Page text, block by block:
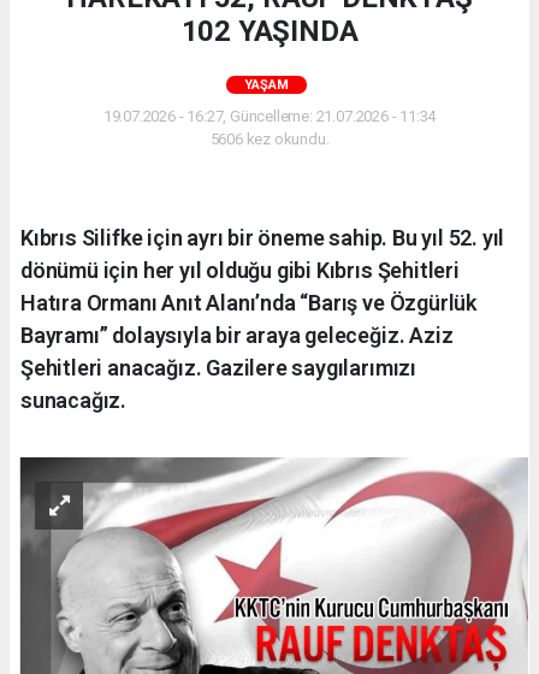
102 YAŞINDA
YAŞAM
19.07.2026 - 16:27, Güncelleme: 21.07.2026 - 11:34
5606 kez okundu.
Kıbrıs Silifke için ayrı bir öneme sahip. Bu yıl 52. yıl
dönümü için her yıl olduğu gibi Kıbrıs Şehitleri
Hatıra Ormanı Anıt Alanı’nda “Barış ve Özgürlük
Bayramı” dolaysıyla bir araya geleceğiz. Aziz
Şehitleri anacağız. Gazilere saygılarımızı
sunacağız.